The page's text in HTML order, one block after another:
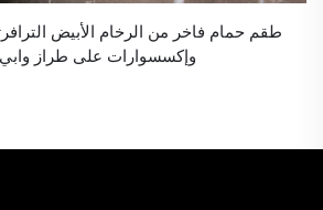
طقم حمام فاخر من الرخام الأبيض
وإكسسوارات على طراز